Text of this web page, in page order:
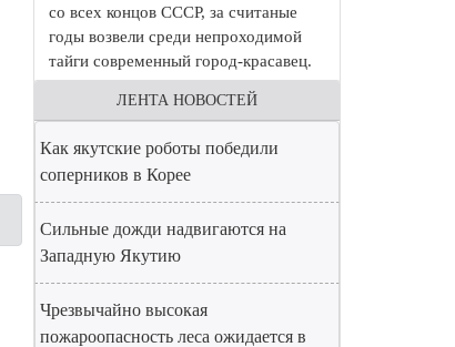
со всех концов СССР, за считаные
годы возвели среди непроходимой
тайги современный город-красавец.
ЛЕНТА НОВОСТЕЙ
Как якутские роботы победили
соперников в Корее
Сильные дожди надвигаются на
Западную Якутию
Чрезвычайно высокая
пожароопасность леса ожидается в